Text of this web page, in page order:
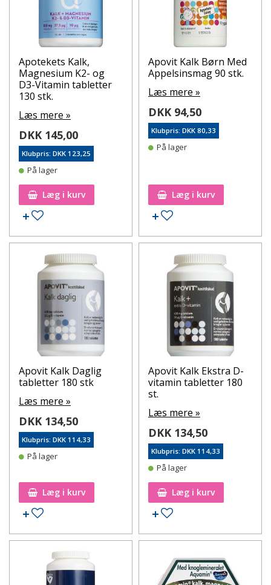
Apotekets Kalk,
Magnesium K2- og
D3-Vitamin tabletter
130 stk.
Læs mere »
DKK 145,00
Klubpris: DKK 123,25
På lager
Læg i kurv
Tilføj til ønskeseddel
Apovit Kalk Børn Med
Appelsinsmag 90 stk.
Læs mere »
DKK 94,50
Klubpris: DKK 80,33
På lager
Læg i kurv
Tilføj til ønskeseddel
Apovit Kalk Daglig
tabletter 180 stk
Læs mere »
DKK 134,50
Klubpris: DKK 114,33
På lager
Læg i kurv
Tilføj til ønskeseddel
Apovit Kalk Ekstra D-
vitamin tabletter 180
st.
Læs mere »
DKK 134,50
Klubpris: DKK 114,33
På lager
Læg i kurv
Tilføj til ønskeseddel